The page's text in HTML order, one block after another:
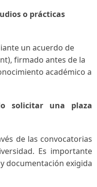
o prácticas
un acuerdo de
firmado antes de la
académico a
solicitar una plaza
de las convocatorias
Es importante
documentación exigida